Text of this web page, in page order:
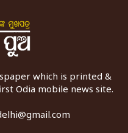
which is printed &
Odia mobile news site.